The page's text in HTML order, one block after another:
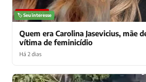
NOTÍCIAS
🏷️ Seu interesse
Quem era Carolina Jasevicius, mãe
vítima de feminicídio
Há 2 dias